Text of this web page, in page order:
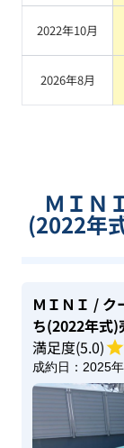
2022年10月
2026年8月
ＭＩＮ
(2022年
ＭＩＮＩ / ク
ち(2022年式)
満足度(5.0)
成約日： 2025